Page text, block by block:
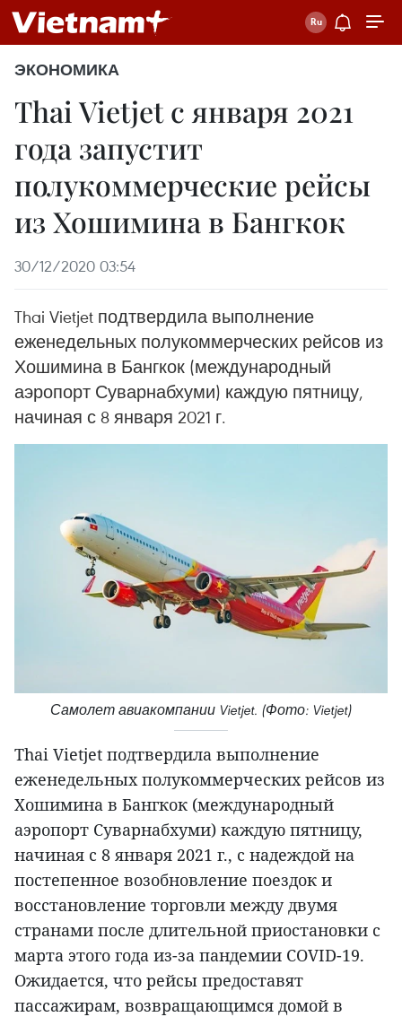
ЭКОНОМИКА
Thai Vietjet с января 2021
года запустит
полукоммерческие рейсы
из Хошимина в Бангкок
30/12/2020 03:54
Thai Vietjet подтвердила выполнение
еженедельных полукоммерческих рейсов из
Хошимина в Бангкок (международный
аэропорт Суварнабхуми) каждую пятницу,
начиная с 8 января 2021 г.
Самолет авиакомпании Vietjet. (Фото: Vietjet)
Thai Vietjet подтвердила выполнение
еженедельных полукоммерческих рейсов из
Хошимина в Бангкок (международный
аэропорт Суварнабхуми) каждую пятницу,
начиная с 8 января 2021 г., с надеждой на
постепенное возобновление поездок и
восстановление торговли между двумя
странами после длительной приостановки с
марта этого года из-за пандемии COVID-19.
Ожидается, что рейсы предоставят
пассажирам, возвращающимся домой в